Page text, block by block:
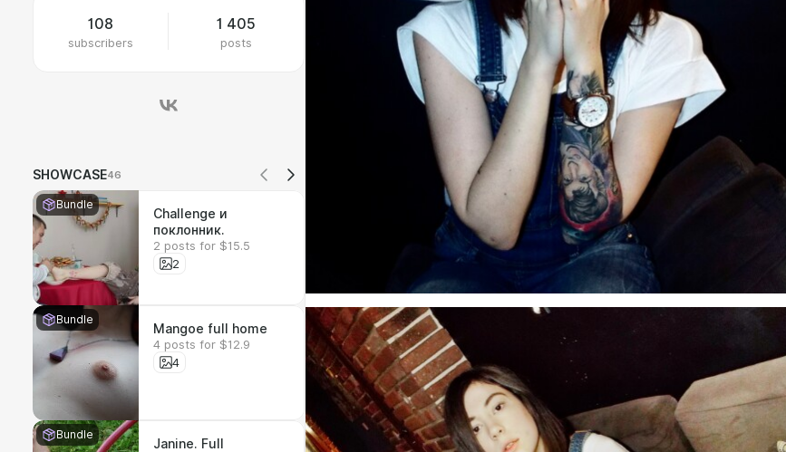
108
subscribers
1 405
posts
SHOWCASE46
Bundle
Challenge и
поклонник.
2 posts for $15.5
2
Bundle
Mangoe full home
4 posts for $12.9
4
Bundle
Janine. Full